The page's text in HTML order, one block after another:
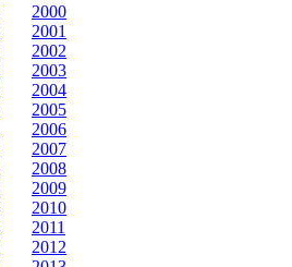
2000
2001
2002
2003
2004
2005
2006
2007
2008
2009
2010
2011
2012